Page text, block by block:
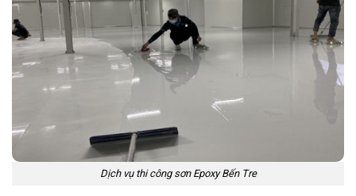
Dịch vụ thi công sơn Epoxy Bến Tre